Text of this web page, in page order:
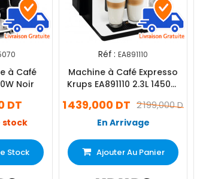
à Café
Noir
DT
stock
Stock
Réf : EA891110
Machine à Café Expresso
Krups EA891110 2.3L 1450W
2 199,000 DT
1 439,000 DT
En Arrivage
Ajouter Au Panier